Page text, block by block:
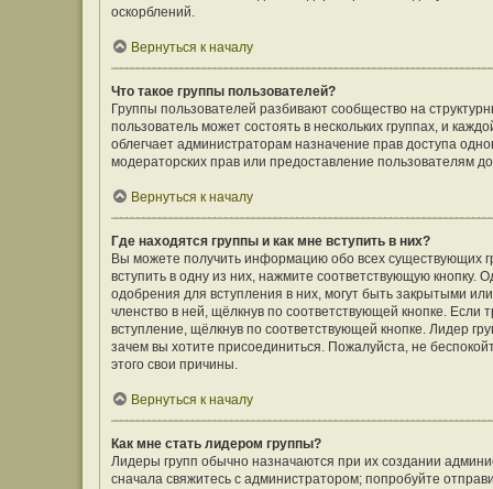
оскорблений.
Вернуться к началу
Что такое группы пользователей?
Группы пользователей разбивают сообщество на
пользователь может состоять в нескольких группах, и
облегчает администраторам назначение прав доступа
модераторских прав или предоставление пользователям
Вернуться к началу
Где находятся группы и как мне вступить в них?
Вы можете получить информацию обо всех существующих
вступить в одну из них, нажмите соответствующую
одобрения для вступления в них, могут быть закрытыми
членство в ней, щёлкнув по соответствующей кнопке. Если
вступление, щёлкнув по соответствующей кнопке. Лидер
зачем вы хотите присоединиться. Пожалуйста, не
этого свои причины.
Вернуться к началу
Как мне стать лидером группы?
Лидеры групп обычно назначаются при их создании
сначала свяжитесь с администратором; попробуйте